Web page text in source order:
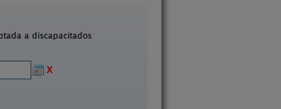
a discapacitados
X